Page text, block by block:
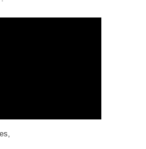
collègues,